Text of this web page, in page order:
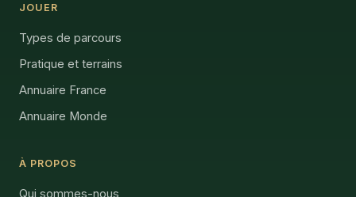
JOUER
Types de parcours
Pratique et terrains
Annuaire France
Annuaire Monde
À PROPOS
Qui sommes-nous